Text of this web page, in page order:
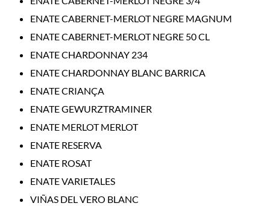
ENATE CABERNET-MERLOT NEGRE MAGNUM
ENATE CABERNET-MERLOT NEGRE 50 CL
ENATE CHARDONNAY 234
ENATE CHARDONNAY BLANC BARRICA
ENATE CRIANÇA
ENATE GEWURZTRAMINER
ENATE MERLOT MERLOT
ENATE RESERVA
ENATE ROSAT
ENATE VARIETALES
VIÑAS DEL VERO BLANC